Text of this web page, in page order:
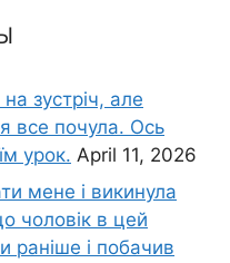
зустріч, але
я все почула. Ось
урок. April 11, 2026
мене і викинула
чоловік в цей
раніше і побачив